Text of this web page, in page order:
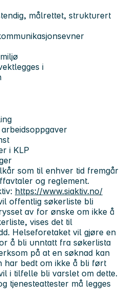
målrettet, strukturert
i
i KLP
som til enhver tid fremgår
og reglement.
https://www.siaktiv.no/
offentlig søkerliste bli
av for ønske om ikke å
vises det til
Helseforetaket vil gjøre en
å bli unntatt fra søkerlista
på at en søknad kan
har bedt om ikke å bli ført
i tilfelle bli varslet om dette.
tjenesteattester må legges